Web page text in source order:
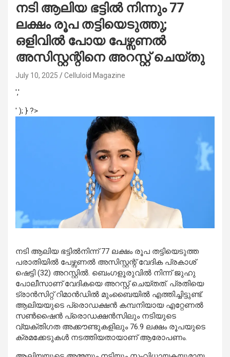
നടി ആലിയ ഭട്ടിൽ നിന്നും 77
ലക്ഷം രൂപ തട്ടിയെടുത്തു;
ഒളിവിൽ പോയ പേഴ്സണല്‍
അസിസ്റ്റന്റിനെ അറസ്റ്റ് ചെയ്തു
July 10, 2025 Celluloid Magazine
','
' ); } ?>
നടി ആലിയ ഭട്ടില്‍നിന്ന് 77 ലക്ഷം രൂപ തട്ടിയെടുത്ത
പരാതിയിൽ പേഴ്സണല്‍ അസിസ്റ്റന്റ് വേദിക പ്രകാശ്
ഷെട്ടി (32) അറസ്റ്റിൽ. ബെംഗളൂരുവില്‍ നിന്ന് ജുഹു
പോലീസാണ് വേദികയെ അറസ്റ്റ് ചെയ്തത്. പ്രതിയെ
ട്രാന്‍സിറ്റ് റിമാന്‍ഡില്‍ മുംബൈയില്‍ എത്തിച്ചിട്ടുണ്ട്.
ആലിയയുടെ പ്രൊഡക്ഷന്‍ കമ്പനിയായ എറ്റേണല്‍
സണ്‍ഷൈന്‍ പ്രൊഡക്ഷന്‍സിലും നടിയുടെ
വ്യക്തിഗത അക്കൗണ്ടുകളിലും 76.9 ലക്ഷം രൂപയുടെ
ക്രമക്കേടുകള്‍ നടത്തിയതായാണ് ആരോപണം.